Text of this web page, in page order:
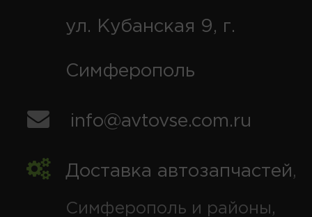
ул. Кубанская 9, г.
Симферополь
info@avtovse.com.ru
Доставка автозапчастей,
Симферополь и районы,